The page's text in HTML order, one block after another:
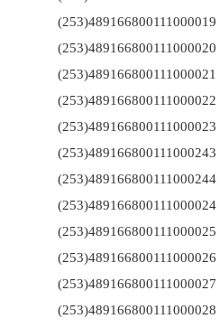
(253)489166800111000019
(253)489166800111000020
(253)489166800111000021
(253)489166800111000022
(253)489166800111000023
(253)489166800111000243
(253)489166800111000244
(253)489166800111000024
(253)489166800111000025
(253)489166800111000026
(253)489166800111000027
(253)489166800111000028